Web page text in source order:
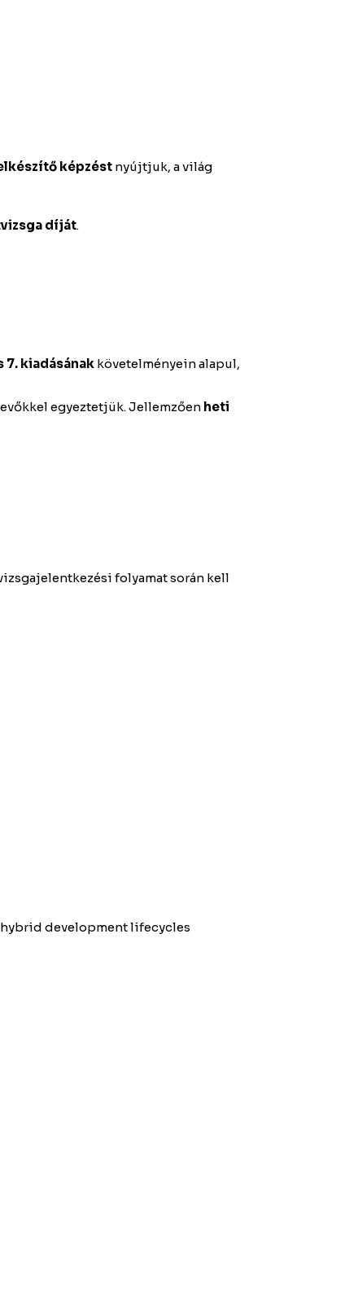
képzést nyújtjuk, a világ
díját.
7. kiadásának követelményein alapul,
egyeztetjük. Jellemzően heti
folyamat során kell
development lifecycles